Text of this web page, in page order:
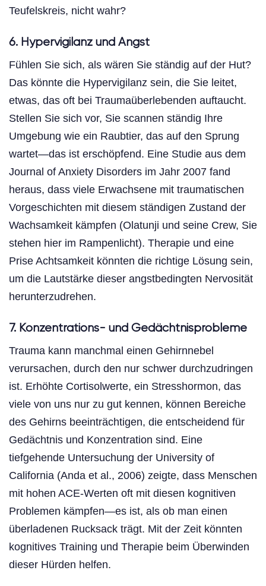
Teufelskreis, nicht wahr?
6. Hypervigilanz und Angst
Fühlen Sie sich, als wären Sie ständig auf der Hut?
Das könnte die Hypervigilanz sein, die Sie leitet,
etwas, das oft bei Traumaüberlebenden auftaucht.
Stellen Sie sich vor, Sie scannen ständig Ihre
Umgebung wie ein Raubtier, das auf den Sprung
wartet—das ist erschöpfend. Eine Studie aus dem
Journal of Anxiety Disorders im Jahr 2007 fand
heraus, dass viele Erwachsene mit traumatischen
Vorgeschichten mit diesem ständigen Zustand der
Wachsamkeit kämpfen (Olatunji und seine Crew, Sie
stehen hier im Rampenlicht). Therapie und eine
Prise Achtsamkeit könnten die richtige Lösung sein,
um die Lautstärke dieser angstbedingten Nervosität
herunterzudrehen.
7. Konzentrations- und Gedächtnisprobleme
Trauma kann manchmal einen Gehirnnebel
verursachen, durch den nur schwer durchzudringen
ist. Erhöhte Cortisolwerte, ein Stresshormon, das
viele von uns nur zu gut kennen, können Bereiche
des Gehirns beeinträchtigen, die entscheidend für
Gedächtnis und Konzentration sind. Eine
tiefgehende Untersuchung der University of
California (Anda et al., 2006) zeigte, dass Menschen
mit hohen ACE-Werten oft mit diesen kognitiven
Problemen kämpfen—es ist, als ob man einen
überladenen Rucksack trägt. Mit der Zeit könnten
kognitives Training und Therapie beim Überwinden
dieser Hürden helfen.